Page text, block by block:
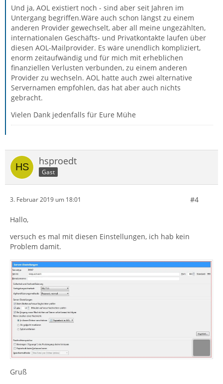
Und ja, AOL existiert noch - sind aber seit Jahren im
Untergang begriffen.Wäre auch schon längst zu einem
anderen Provider gewechselt, aber all meine ungezählten,
internationalen Geschäfts- und Privatkontakte laufen über
diesen AOL-Mailprovider. Es wäre unendlich kompliziert,
enorm zeitaufwändig und für mich mit erheblichen
finanziellen Verlusten verbunden, zu einem anderen
Provider zu wechseln. AOL hatte auch zwei alternative
Servernamen empfohlen, das hat aber auch nichts
gebracht.
Vielen Dank jedenfalls für Eure Mühe
hsproedt
Gast
3. Februar 2019 um 18:01 #4
Hallo,
versuch es mal mit diesen Einstellungen, ich hab kein
Problem damit.
Gruß